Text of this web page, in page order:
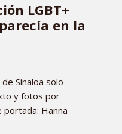
LGBT+
en la
Sinaloa solo
y fotos por
portada: Hanna